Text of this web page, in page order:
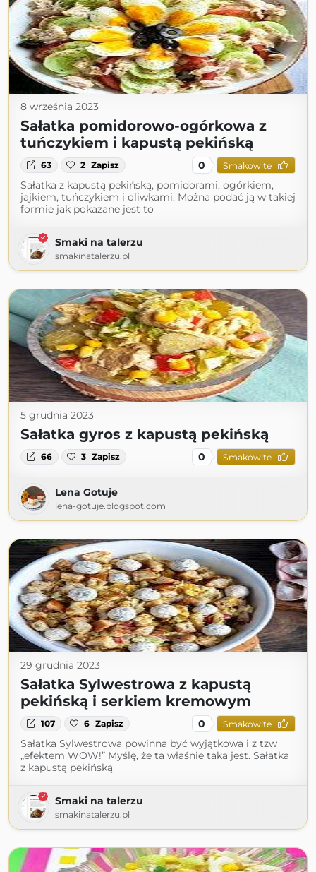
8 września 2023
Sałatka pomidorowo-ogórkowa z
tuńczykiem i kapustą pekińską
63 2 Zapisz 0 Smakowite
Sałatka z kapustą pekińską, pomidorami, ogórkiem,
jajkiem, tuńczykiem i oliwkami. Można podać ją w takiej
formie jak pokazane jest to
Smaki na talerzu
smakinatalerzu.pl
5 grudnia 2023
Sałatka gyros z kapustą pekińską
66 3 Zapisz 0 Smakowite
Lena Gotuje
lena-gotuje.blogspot.com
29 grudnia 2023
Sałatka Sylwestrowa z kapustą
pekińską i serkiem kremowym
107 6 Zapisz 0 Smakowite
Sałatka Sylwestrowa powinna być wyjątkowa i z tzw
„efektem WOW!” Myślę, że ta właśnie taka jest. Sałatka
z kapustą pekińską
Smaki na talerzu
smakinatalerzu.pl